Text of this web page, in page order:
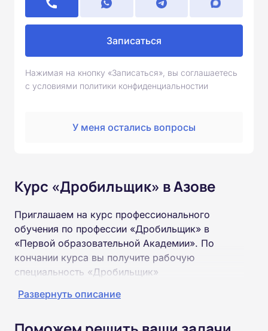
Записаться
Нажимая на кнопку «Записаться», вы соглашаетесь
с условиями политики конфиденциальностии
У меня остались вопросы
Курс «Дробильщик» в Азове
Приглашаем на курс профессионального
обучения по профессии «Дробильщик» в
«Первой образовательной Академии». По
кончании курса вы получите рабочую
специальность «Дробильщик»
Развернуть описание